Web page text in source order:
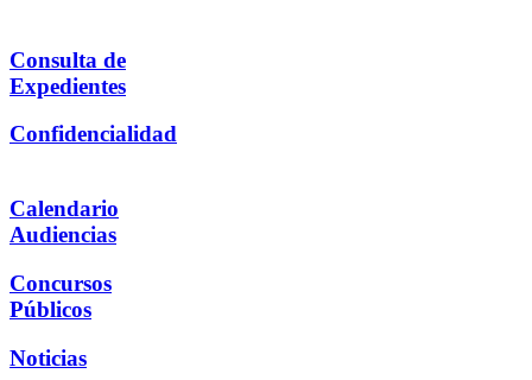
Consulta de
Expedientes
Confidencialidad
Calendario
Audiencias
Concursos
Públicos
Noticias